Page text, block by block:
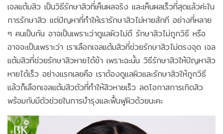
เจลแต้มสิว เป็นวิธีรักษาสิวที่เห็นผลจริง และเห็นผลเร็วที่สุดแล้วค่ะใน
การรักษาสิว แต่ปัญหาที่ทำให้เรารักษาสิวไม่หายสักที อย่างที่หลาย
ๆ คนเป็นกัน อาจเป็นเพราะว่าดูแลผิวไม่ดี รักษาสิวไม่ถูกวิธี หรือ
อาจจะเป็นเพราะว่า เราเลือกเจลแต้มสิวที่ช่วยรักษาสิวไม่ตรงจุด เจล
แต้มสิวที่ช่วยรักษาสิวหายได้ช้า เพราะฉะนั้น วิธีรักษาสิวให้ปัญหาสิว
หายได้เร็ว อย่างแรกเลยคือ เราต้องดูแลผิวและรักษาสิวให้ถูกวิธี
แล้วก็เลือกเจลแต้มสิวตัวที่ทำให้สิวหายเร็ว ลดโอกาสการเกิดสิว
พร้อมกับมีตัวช่วยในการบำรุงและฟื้นฟูผิวด้วยนะคะ